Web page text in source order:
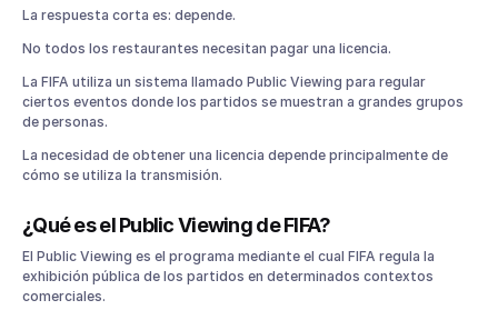
La respuesta corta es: depende.
No todos los restaurantes necesitan pagar una licencia.
La FIFA utiliza un sistema llamado Public Viewing para regular
ciertos eventos donde los partidos se muestran a grandes grupos
de personas.
La necesidad de obtener una licencia depende principalmente de
cómo se utiliza la transmisión.
¿Qué es el Public Viewing de FIFA?
El Public Viewing es el programa mediante el cual FIFA regula la
exhibición pública de los partidos en determinados contextos
comerciales.